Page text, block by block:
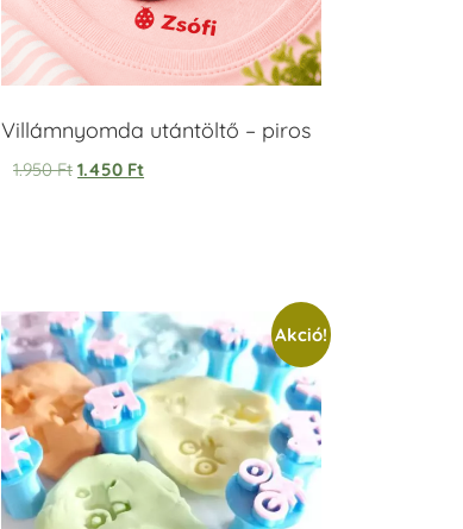
Villámnyomda utántöltő – piros
1.950Ft 1.450 Ft
Akció!